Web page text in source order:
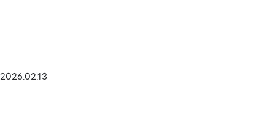
2026.02.13